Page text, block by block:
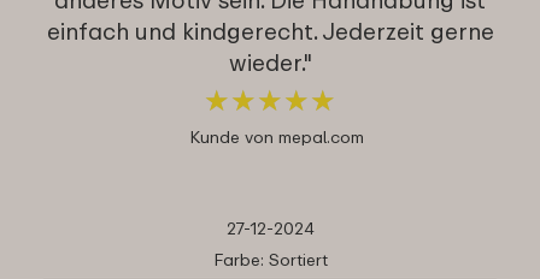
einfach und kindgerecht. Jederzeit gerne
wieder."
★★★★★
★★★★★
Kunde von mepal.com
27-12-2024
Farbe: Sortiert